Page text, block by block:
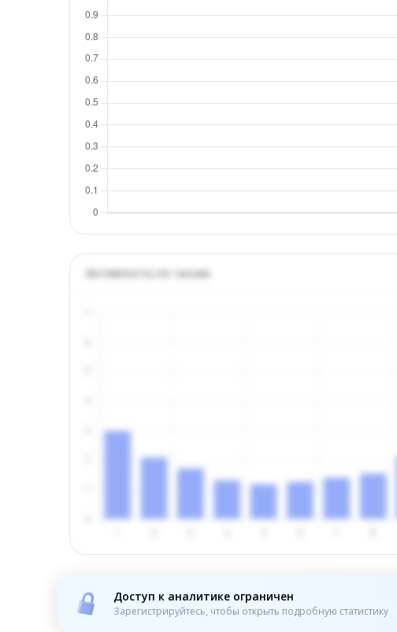
Активность по часам
Доступ к аналитике ограничен
Зарегистрируйтесь, чтобы открыть подробную статистику